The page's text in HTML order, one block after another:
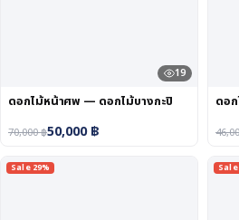
19
ดอกไม้หน้าศพ — ดอกไม้บางกะปิ
70,000฿50,000฿
ดอ
Sale 29% Sale